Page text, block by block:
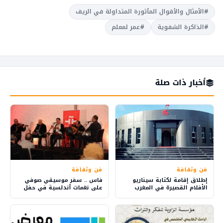
#الأمثال والأقوال المأثورة المتداولة في الريف
#الذاكرة الشفوية
#عمر لمعلم
أخبار ذات صلة
فن وثقافة
إطلاق إقامة لكتابة سيناريو
الأفلام القصيرة في المغرب
بمبادرة من المركز السينمائي
المغربي
فن وثقافة
فاس .. سفر موسيقي صوفي
على نغمات أندلسية في حفل